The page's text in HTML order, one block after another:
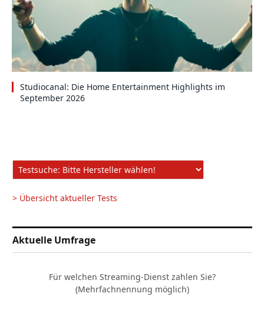
Studiocanal: Die Home Entertainment Highlights im
September 2026
> Übersicht aktueller Tests
Aktuelle Umfrage
Für welchen Streaming-Dienst zahlen Sie?
(Mehrfachnennung möglich)